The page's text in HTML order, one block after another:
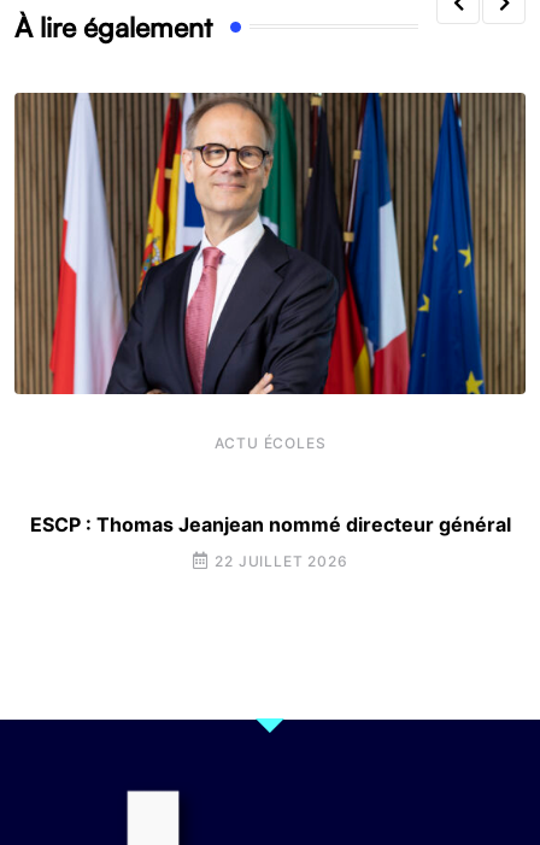
À lire également
ACTU ÉCOLES
ESCP : Thomas Jeanjean nommé directeur général
22 JUILLET 2026